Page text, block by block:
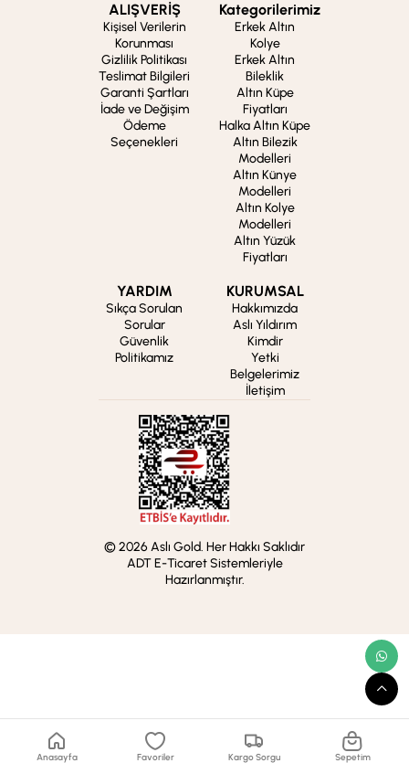
ALIŞVERİŞ
Kişisel Verilerin
Korunması
Gizlilik Politikası
Teslimat Bilgileri
Garanti Şartları
İade ve Değişim
Ödeme
Seçenekleri
Kategorilerimiz
Erkek Altın
Kolye
Erkek Altın
Bileklik
Altın Küpe
Fiyatları
Halka Altın Küpe
Altın Bilezik
Modelleri
Altın Künye
Modelleri
Altın Kolye
Modelleri
Altın Yüzük
Fiyatları
YARDIM
Sıkça Sorulan
Sorular
Güvenlik
Politikamız
KURUMSAL
Hakkımızda
Aslı Yıldırım
Kimdir
Yetki
Belgelerimiz
İletişim
© 2026 Aslı Gold. Her Hakkı Saklıdır
ADT E-Ticaret Sistemleriyle
Hazırlanmıştır.
Anasayfa Favoriler Kargo Sorgu Sepetim